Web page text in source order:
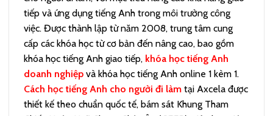
tiếp và ứng dụng tiếng Anh trong môi trường công
việc. Được thành lập từ năm 2008, trung tâm cung
cấp các khóa học từ cơ bản đến nâng cao, bao gồm
khóa học tiếng Anh giao tiếp, khóa học tiếng Anh
doanh nghiệp và khóa học tiếng Anh online 1 kèm 1.
Cách học tiếng Anh cho người đi làm tại Axcela được
thiết kế theo chuẩn quốc tế, bám sát Khung Tham